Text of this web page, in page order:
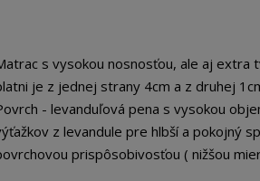
s vysokou nosnosťou, ale aj
je z jednej strany 4cm a z druhej
- levanduľová pena s vysokou
z levandule pre hlbší a pokojný
prispôsobivosťou ( nižšou